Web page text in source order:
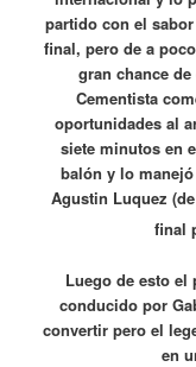
partido con el
final, pero de a
gran chance
Cementista
oportunidades al
siete minutos en
balón y lo
Agustin Luquez
final
Luego de esto el
conducido por
convertir pero el
en